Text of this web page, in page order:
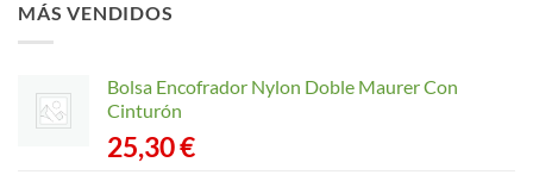
MÁS VENDIDOS
Bolsa Encofrador Nylon Doble Maurer Con
Cinturón
25,30€